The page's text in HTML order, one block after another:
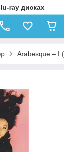
ray дисках
Arabesque – I